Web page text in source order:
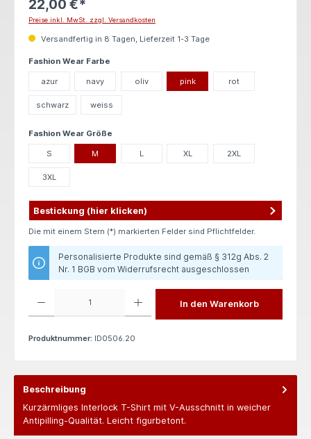
22,00 €*
Preise inkl. MwSt. zzgl. Versandkosten
Versandfertig in 8 Tagen, Lieferzeit 1-3 Tage
Fashion Wear Farbe
azur navy oliv pink rot
schwarz weiss
Fashion Wear Größe
S M L XL 2XL
3XL
Bestickung (hier klicken)
Die mit einem Stern (*) markierten Felder sind Pflichtfelder.
Personalisierte Produkte sind gemäß § 312g Abs. 2
Nr. 1 BGB vom Widerrufsrecht ausgeschlossen
In den Warenkorb
Produktnummer: ID0506.20
Beschreibung
Kurzärmliges Interlock T-Shirt mit V-Ausschnitt in weicher
Antipilling-Qualität. Leicht figurbetont.